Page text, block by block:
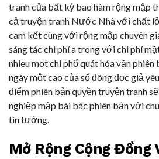
tranh của bất kỳ bao hàm rộng mập
cả truyện tranh Nước Nhà với chất
cam kết cùng với rộng mập chuyên
sáng tác chi phí a trong với chi phí
nhieu mot chi phổ quát hóa văn
ngày một cao của số đông đọc giả
điểm phiên bản quyền truyện tranh
nghiệp mập bài bác phiên bản với
tin tưởng.
Mở Rộng Cộng Đồng